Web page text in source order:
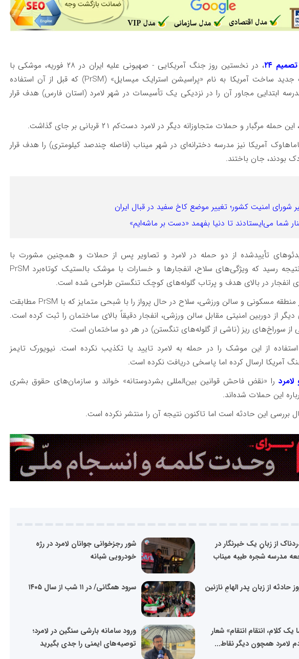
۲۴
، در نخستین روز جنگ آمریکایی - صهیونی علیه ایران در ۲۸ فوریه، موشکی با
ویژگی‌های موشک بالستیک جدید ساخت آمریکا به نام «پراسیشن استرایک میسایل» (PrSM) که قبل از آن استفاده
ابتدایی مجاور آن را در نزدیکی یک تأسیسات در شهر لامرد (استان فارس) هدف قرار
مرگبار و حملات متجاوزانه دیگر در لامرد دست‌کم ۲۱ قربانی بر جای گذاشت.
آمریکا نیز مدرسه دخترانه‌ای در شهر میناب (فاصله چندصد کیلومتری) را هدف قرار
شورای امنیت کشور؛ تغییر موضع کاخ سفید در قبال ایران
شما می‌ایستادند تا دنیا بفهمد «دست بر ماشه‌ایم»
تأییدشده از دو حمله در لامرد و تصاویر پس از حملات و همچنین مشورت با
کارشناسان مهمات، به این نتیجه رسید که ویژگی‌های سلاح، انفجارها و خسارات با موشک بالستیک کوتاه‌برد PrSM
انفجار در بالای هدف و پرتاب گلوله‌های کوچک تنگستن طراحی شده است.
ویدئویی از یکی از حملات در منطقه مسکونی و سالن ورزشی، سلاح در حال پرواز را با شبحی متمایز که با PrSM مطابقت
از دوربین امنیتی مقابل سالن ورزشی، انفجار دقیقاً بالای ساختمان را ثبت کرده است.
از سوراخ‌های ریز (ناشی از گلوله‌های تنگستن) در هر دو ساختمان است.
از این موشک را در حمله به لامرد تایید یا تکذیب نکرده است. نیویورک تایمز
آمریکا ارسال کرده اما پاسخی دریافت نکرده است.
را «نقض فاحش قوانین بین‌المللی بشردوستانه» خواند و سازمان‌های حقوق بشری
این حملات شده‌اند.
بررسی این حادثه است اما تاکنون نتیجه آن را منتشر نکرده است.
از زبانِ یک خبرنگار در
مدرسه شجره طیبه میناب
شور رجزخوانی جوانان لامرد در رژه
خودرویی شبانه
حادثه از زبان پدر الهامِ نازنین سرود همگانی/ در ۱۱ شب از سال ۱۴۰۵
کلام، انتقام انتقام» شعار
لامرد همچون دیگر نقاط...
ورود سامانه بارشی سنگین در لامرد؛
توصیه‌های ایمنی را جدی بگیرید